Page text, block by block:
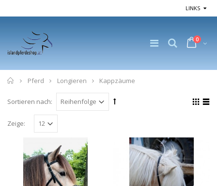
LINKS
0
Home
Pferd Longieren Kappzäume
Sortieren nach:
Zeige: